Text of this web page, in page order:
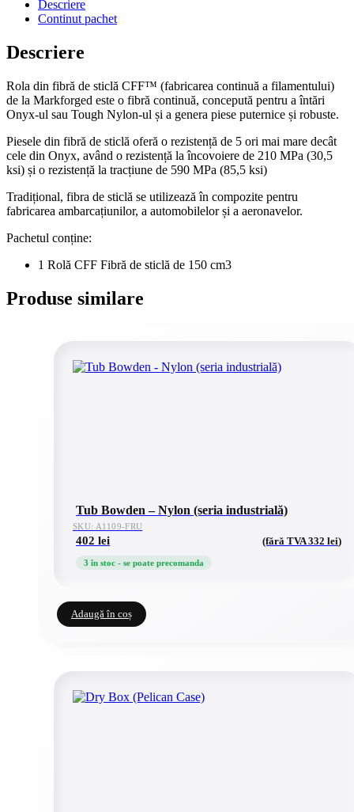
Descriere
Continut pachet
Descriere
Rola din fibră de sticlă CFF™ (fabricarea continuă a filamentului)
de la Markforged este o fibră continuă, concepută pentru a întări
Onyx-ul sau Tough Nylon-ul și a genera piese puternice și robuste.
Piesele din fibră de sticlă oferă o rezistență de 5 ori mai mare decât
cele din Onyx, având o rezistență la încovoiere de 210 MPa (30,5
ksi) și o rezistență la tracțiune de 590 MPa (85,5 ksi)
Tradițional, fibra de sticlă se utilizează în compozite pentru
fabricarea ambarcațiunilor, a automobilelor și a aeronavelor.
Pachetul conține:
1 Rolă CFF Fibră de sticlă de 150 cm3
Produse similare
Tub Bowden – Nylon (seria industrială)
SKU: A1109-FRU
402 lei (fără TVA332 lei)
3 în stoc - se poate precomanda
Adaugă în coș